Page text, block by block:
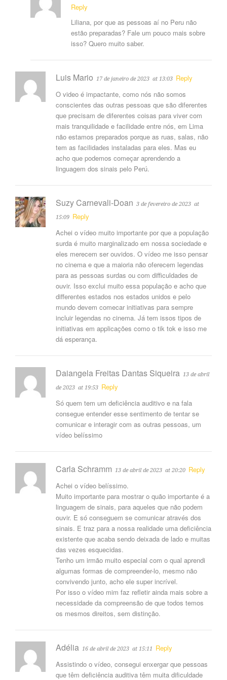
Reply
Liliana, por que as pessoas aí no Peru não
estão preparadas? Fale um pouco mais sobre
isso? Quero muito saber.
Luis Mario 17 de janeiro de 2023 at 13:03 Reply
O video é impactante, como nós não somos
conscientes das outras pessoas que são diferentes
que precisam de diferentes coisas para viver com
mais tranquilidade e facilidade entre nós, em Lima
não estamos preparados porque as ruas, salas, não
tem as facilidades instaladas para eles. Mas eu
acho que podemos começar aprendendo a
linguagem dos sinais pelo Perú.
Suzy Carnevali-Doan 3 de fevereiro de 2023 at
15:09 Reply
Achei o vídeo muito importante por que a população
surda é muito marginalizado em nossa sociedade e
eles merecem ser ouvidos. O vídeo me isso pensar
no cinema e que a maioria não oferecem legendas
para as pessoas surdas ou com difficuldades de
ouvir. Isso exclui muito essa população e acho que
differentes estados nos estados unidos e pelo
mundo devem comecar initiativas para sempre
incluir legendas no cinema. Já tem issos tipos de
initiativas em applicações como o tik tok e isso me
dá esperança.
Daiangela Freitas Dantas Siqueira 13 de abril
de 2023 at 19:53 Reply
Só quem tem um deficiência auditivo e na fala
consegue entender esse sentimento de tentar se
comunicar e interagir com as outras pessoas, um
vídeo belíssimo
Carla Schramm 13 de abril de 2023 at 20:20 Reply
Achei o vídeo belíssimo.
Muito importante para mostrar o quão importante é a
linguagem de sinais, para aqueles que não podem
ouvir. E só conseguem se comunicar através dos
sinais. E traz para a nossa realidade uma deficiência
existente que acaba sendo deixada de lado e muitas
das vezes esquecidas.
Tenho um irmão muito especial com o qual aprendi
algumas formas de compreender-lo, mesmo não
convivendo junto, acho ele super incrível.
Por isso o vídeo mim faz refletir ainda mais sobre a
necessidade da compreensão de que todos temos
os mesmos direitos, sem distinção.
Adélia 16 de abril de 2023 at 15:11
Reply
Assistindo o vídeo, consegui enxergar que pessoas
que têm deficiência auditiva têm muita dificuldade